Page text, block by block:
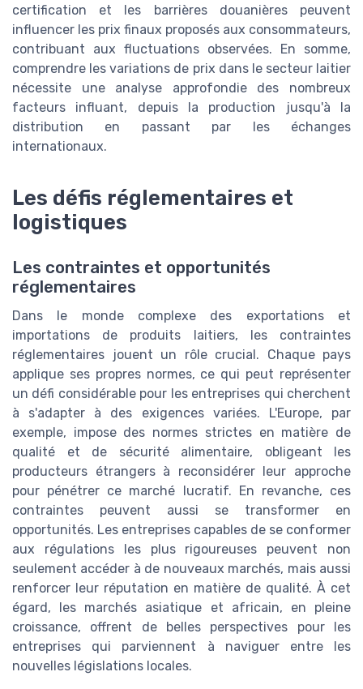
certification et les barrières douanières peuvent
influencer les prix finaux proposés aux consommateurs,
contribuant aux fluctuations observées. En somme,
comprendre les variations de prix dans le secteur laitier
nécessite une analyse approfondie des nombreux
facteurs influant, depuis la production jusqu'à la
distribution en passant par les échanges
internationaux.
Les défis réglementaires et
logistiques
Les contraintes et opportunités
réglementaires
Dans le monde complexe des exportations et
importations de produits laitiers, les contraintes
réglementaires jouent un rôle crucial. Chaque pays
applique ses propres normes, ce qui peut représenter
un défi considérable pour les entreprises qui cherchent
à s'adapter à des exigences variées. L'Europe, par
exemple, impose des normes strictes en matière de
qualité et de sécurité alimentaire, obligeant les
producteurs étrangers à reconsidérer leur approche
pour pénétrer ce marché lucratif. En revanche, ces
contraintes peuvent aussi se transformer en
opportunités. Les entreprises capables de se conformer
aux régulations les plus rigoureuses peuvent non
seulement accéder à de nouveaux marchés, mais aussi
renforcer leur réputation en matière de qualité. À cet
égard, les marchés asiatique et africain, en pleine
croissance, offrent de belles perspectives pour les
entreprises qui parviennent à naviguer entre les
nouvelles législations locales.